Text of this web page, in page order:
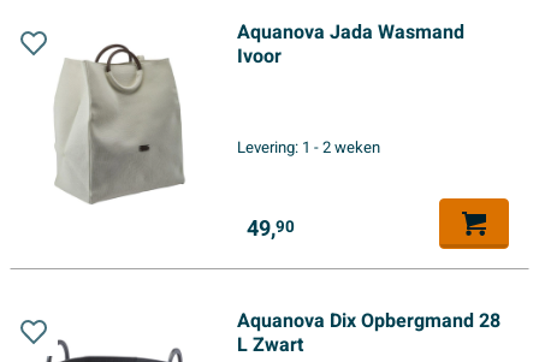
Aquanova Jada Wasmand
Ivoor
Levering: 1 - 2 weken
49,90
Aquanova Dix Opbergmand 28
L Zwart